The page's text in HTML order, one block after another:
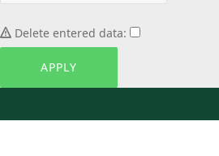
Delete entered data: